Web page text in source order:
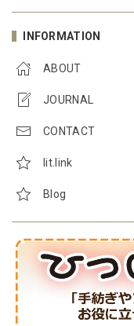
INFORMATION
ABOUT
JOURNAL
CONTACT
lit.link
Blog